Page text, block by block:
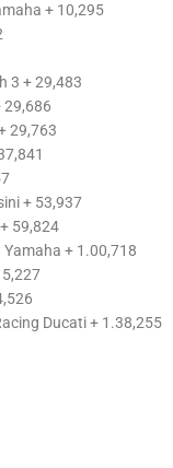
+ 10,295
3 + 29,483
29,686
29,763
+ 53,937
59,824
+ 1.00,718
Ducati + 1.38,255